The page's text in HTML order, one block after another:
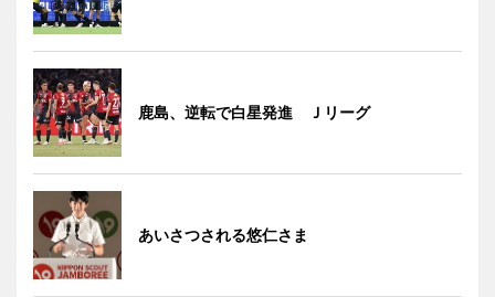
鹿島、逆転で白星発進 Ｊリーグ
あいさつされる悠仁さま